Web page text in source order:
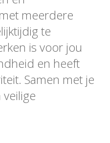
meerdere
te
is voor jou
en heeft
Samen met je